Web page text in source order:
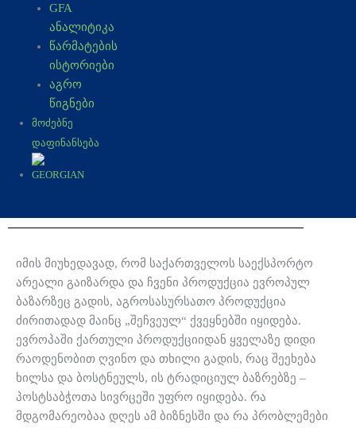
GFA
ანალიტიკა
წარმატების
ისტორიები
აგრო
წიგნები
ᲛᲝᲫᲔᲑᲜᲔ
ᲓᲐᲤᲘᲜᲐᲜᲡᲔᲑᲐ
იმის მიუხედავად, რომ საქართველოს საექსპორტო
არეალი გაიზარდა და ჩვენი პროდუქცია ევროპულ
ბაზარზეც გადის, აგროსასურსათო პროდუქცია
ძირითადად მაინც „შეჩვეულ“ ქვეყნებში იყიდება.
ევროპაში ქართული პროდუქციიდან ყველაზე დიდი
რაოდენობით ღვინო და თხილი გადის, რაც შეეხება
ხილსა და ბოსტნეულს, ის ტრადიციულ ბაზრებზე –
პოსტსაბჭოთა სივრცეში უფრო იყიდება. რა
მდგომარეობაა დღეს ამ ბიზნესში და რა პრობლემები